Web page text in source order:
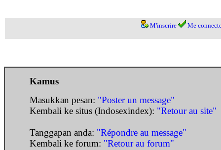
M'inscrire Me
Kamus
Masukkan pesan: "Poster un message"
Kembali ke situs (Indosexindex): "Retour au site"
Tanggapan anda: "Répondre au message"
Kembali ke forum: "Retour au forum"